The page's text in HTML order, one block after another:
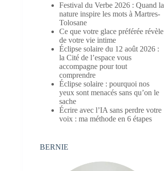
Festival du Verbe 2026 : Quand la
nature inspire les mots à Martres-
Tolosane
Ce que votre glace préférée révèle
de votre vie intime
Éclipse solaire du 12 août 2026 :
la Cité de l’espace vous
accompagne pour tout
comprendre
Éclipse solaire : pourquoi nos
yeux sont menacés sans qu’on le
sache
Écrire avec l’IA sans perdre votre
voix : ma méthode en 6 étapes
BERNIE